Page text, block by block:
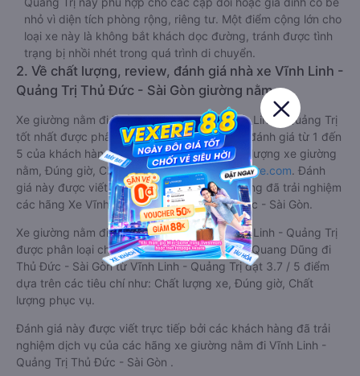
nhỏ vì diện tích phòng rộng, riêng tư. Một điểm cộng lớn cho
loại xe này là không bắt khách dọc đường, tránh được tình
trạng bị nhồi nhét trong quá trình di chuyển.
2. Về chất lượng, review, đánh giá nhà xe Vĩnh Linh -
Quảng Trị Thủ Đức - Sài Gòn giường nằm
Xe giường nằm đi Thủ Đức - Sài Gòn từ Vĩnh Linh - Quảng Trị
tốt nhất được phân loại chất lượng dựa trên đánh giá từ 1 đến
5 của khách hàng với các tiêu chí như: Chất lượng xe giường
nằm, Đúng giờ, Chất lượng phục vụ trênVexere.com. Đánh
giá này được viết trực tiếp bởi các khách hàng đã trải nghiệm
các hãng Xe Vĩnh Linh - Quảng Trị đi Thủ Đức - Sài Gòn.
Xe giường nằm đi Thủ Đức - Sài Gòn từ Vĩnh Linh - Quảng Trị
được phân loại chất lượng tốt nhất là xe Tân Quang Dũng đi
Thủ Đức - Sài Gòn từ Vĩnh Linh - Quảng Trị đạt 3.7 / 5 điểm
dựa trên các tiêu chí như: Chất lượng xe, Đúng giờ, Chất
lượng phục vụ.
Đánh giá này được viết trực tiếp bởi các khách hàng đã trải
nghiệm dịch vụ của các hãng xe giường nằm đi Vĩnh Linh -
Quảng Trị Thủ Đức - Sài Gòn .